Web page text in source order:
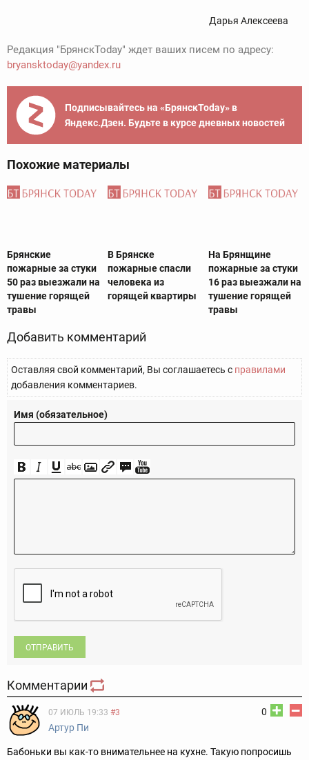
Дарья Алексеева
Редакция "БрянскToday" ждет ваших писем по адресу:
bryansktoday@yandex.ru
Подписывайтесь на «БрянскToday» в
Яндекс.Дзен. Будьте в курсе дневных новостей
Похожие материалы
Брянские
пожарные за стуки
50 раз выезжали на
тушение горящей
травы
В Брянске
пожарные спасли
человека из
горящей квартиры
На Брянщине
пожарные за стуки
16 раз выезжали на
тушение горящей
травы
Добавить комментарий
Оставляя свой комментарий, Вы соглашаетесь с правилами
добавления комментариев.
Имя (обязательное)
ОТПРАВИТЬ
Комментарии
0
07 ИЮЛЬ 19:33 #3
Артур Пи
Бабоньки вы как-то внимательнее на кухне. Такую попросишь